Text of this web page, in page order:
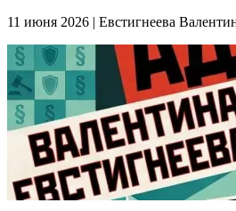
11 июня 2026 | Евстигнеева